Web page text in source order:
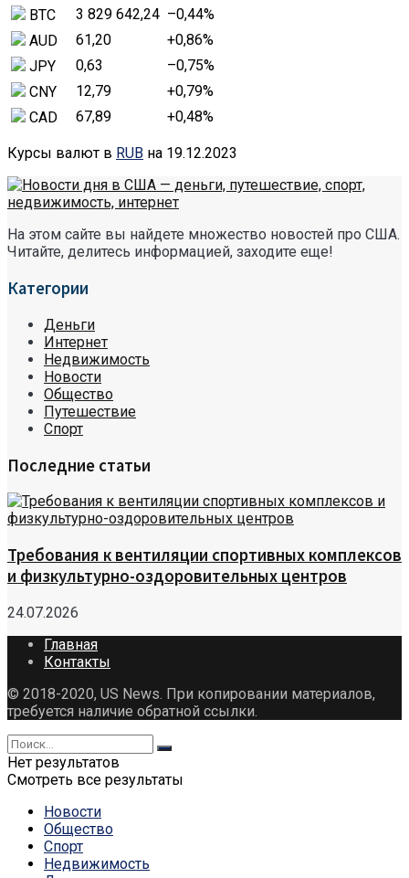
BTC
3 829 642,24 –0,44%
AUD
61,20 +0,86%
JPY
0,63 –0,75%
CNY
12,79 +0,79%
CAD
67,89 +0,48%
Курсы валют в RUB на 19.12.2023
На этом сайте вы найдете множество новостей про США.
Читайте, делитесь информацией, заходите еще!
Категории
Деньги
Интернет
Недвижимость
Новости
Общество
Путешествие
Спорт
Последние статьи
Требования к вентиляции спортивных комплексов
и физкультурно-оздоровительных центров
24.07.2026
Главная
Контакты
© 2018-2020, US News. При копировании материалов,
требуется наличие обратной ссылки.
Нет результатов
Смотреть все результаты
Новости
Общество
Спорт
Недвижимость